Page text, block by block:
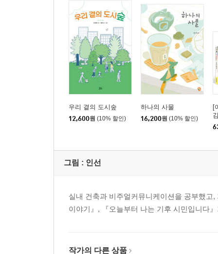
우리 곁의 도시숲
12,600원 (10% 할인)
하나의 사물
16,200원 (10% 할인)
[
그림 : 인선
실내 건축과 비주얼커뮤니케이션을 공부했
이야기』, 『오늘부터 나는 기후 시민입니다
작가의 다른 상품